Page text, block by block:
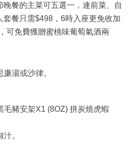
餐的主菜可五選一，連前菜、自
套餐只需$498，6時入座更免收加
可免費獲贈蜜桃味葡萄氣酒兩
湯或沙律。
毛豬安架X1 (8OZ) 拼炭燒虎蝦
。